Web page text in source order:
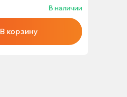
В наличии
В корзину